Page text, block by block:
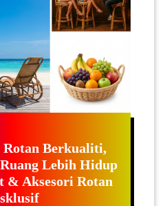
Berkualiti,
Lebih Hidup
& Aksesori Rotan